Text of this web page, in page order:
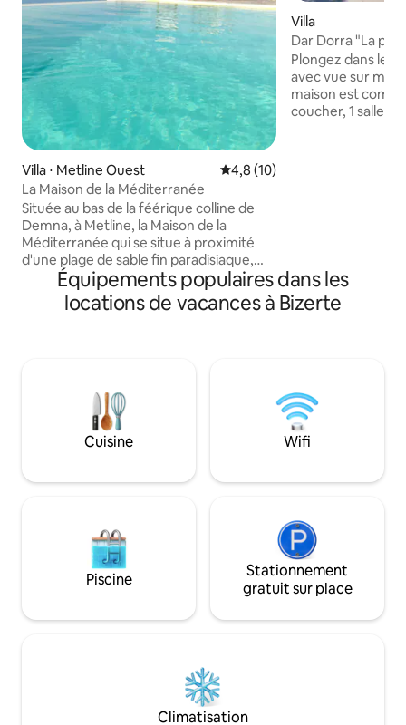
Villa ⋅ Metline Ouest Évaluation moyenne sur la
4,8 (10)
La Maison de la Méditerranée
Située au bas de la féérique colline de
Demna, à Metline, la Maison de la
Méditerranée qui se situe à proximité
d'une plage de sable fin paradisiaque,
épouse parfaitement la nature et peut
accueillir jusqu'à 6 personnes. Elle
comprend deux suites de charme avec
méditerranée Barbecue extérieur,
superbes terrasses...un lieu parfait pour
allier confort et évasion
Villa
Dar Dorra "La
privée)
Plongez dans le
avec vue sur mer
maison est
coucher, 1 salle
interdits.
Équipements populaires dans les
locations de vacances à Bizerte
Cuisine Wifi
Piscine
Stationnement
gratuit sur place
Climatisation